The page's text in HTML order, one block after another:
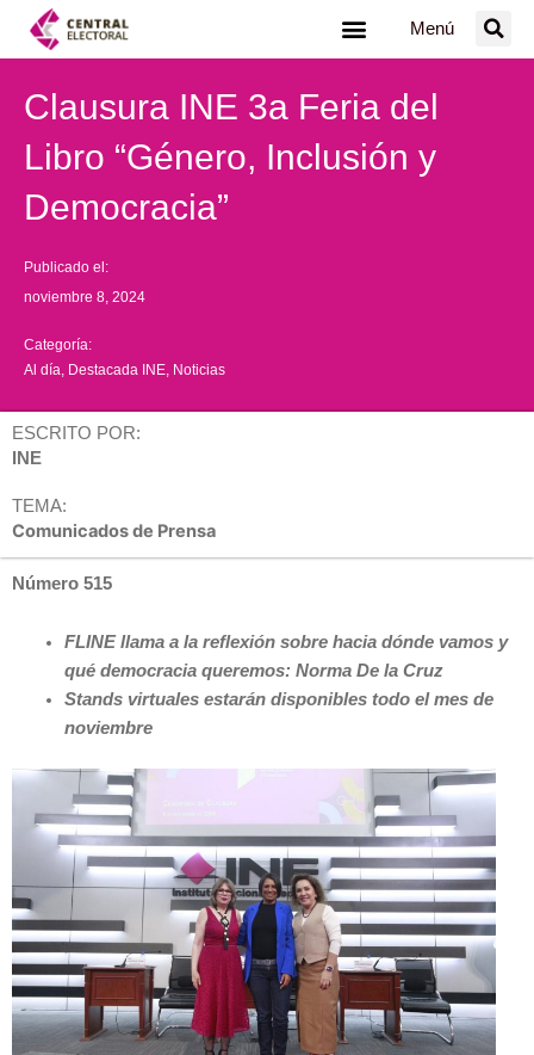
Menú
Clausura INE 3a Feria del
Libro “Género, Inclusión y
Democracia”
Publicado el:
noviembre 8, 2024
Categoría:
Al día Destacada INE Noticias
ESCRITO POR:
INE
TEMA:
Comunicados de Prensa
Número 515
FLINE llama a la reflexión sobre hacia dónde vamos y
qué democracia queremos: Norma De la Cruz
Stands virtuales estarán disponibles todo el mes de
noviembre